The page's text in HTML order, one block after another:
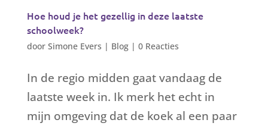
Hoe houd je het gezellig in deze laatste
schoolweek?
door Simone Evers | Blog| 0 Reacties
In de regio midden gaat vandaag de
laatste week in. Ik merk het echt in
mijn omgeving dat de koek al een paar